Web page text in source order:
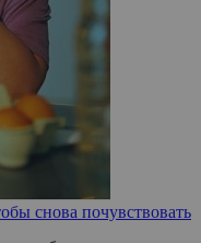
снова почувствовать